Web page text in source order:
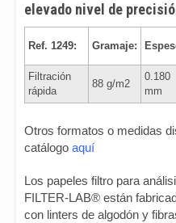
elevado nivel de
Ref. 1249: Gramaje:
Filtración
rápida
88 g/m2
0.180
mm
Otros formatos o medidas
catálogo aquí
Los papeles filtro para
FILTER-LAB® están
con linters de algodón y